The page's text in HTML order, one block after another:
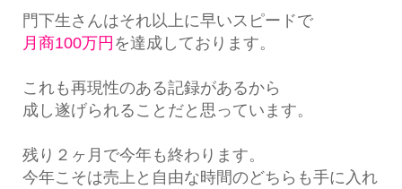
門下生さんはそれ以上に早いスピードで
月商100万円 を達成しております。
これも再現性のある記録があるから
成し遂げられることだと思っています。
残り２ヶ月で今年も終わります。
今年こそは売上と自由な時間のどちらも手に入れ